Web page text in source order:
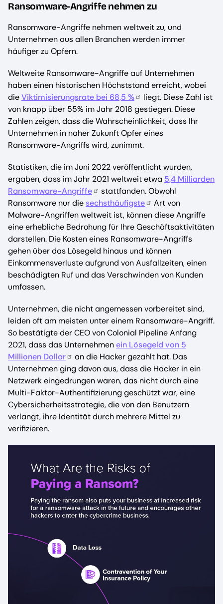
Ransomware-Angriffe nehmen zu
Ransomware-Angriffe nehmen weltweit zu, und
Unternehmen aus allen Branchen werden immer
häufiger zu Opfern.
Weltweite Ransomware-Angriffe auf Unternehmen
haben einen historischen Höchststand erreicht, wobei
dieViktimisierungsrate bei 68,5 %
liegt. Diese Zahl ist
von knapp über 55% im Jahr 2018 gestiegen. Diese
Zahlen zeigen, dass die Wahrscheinlichkeit, dass Ihr
Unternehmen in naher Zukunft Opfer eines
Ransomware-Angriffs wird, zunimmt.
Statistiken, die im Juni 2022 veröffentlicht wurden,
ergaben, dass im Jahr 2021 weltweit etwa 5,4 Milliarden
Ransomware-Angriffe
stattfanden. Obwohl
Ransomware nur die sechsthäufigste
Art von
Malware-Angriffen weltweit ist, können diese Angriffe
eine erhebliche Bedrohung für Ihre Geschäftsaktivitäten
darstellen. Die Kosten eines Ransomware-Angriffs
gehen über das Lösegeld hinaus und können
Einkommensverluste aufgrund von Ausfallzeiten, einen
beschädigten Ruf und das Verschwinden von Kunden
umfassen.
Unternehmen, die nicht angemessen vorbereitet sind,
leiden oft am meisten unter einem Ransomware-Angriff.
So bestätigte der CEO von Colonial Pipeline Anfang
2021, dass das Unternehmenein Lösegeld von 5
Millionen Dollar
an die Hacker gezahlt hat. Das
Unternehmen ging davon aus, dass die Hacker in ein
Netzwerk eingedrungen waren, das nicht durch eine
Multi-Faktor-Authentifizierung geschützt war, eine
Cybersicherheitsstrategie, die von den Benutzern
verlangt, ihre Identität durch mehrere Mittel zu
verifizieren.